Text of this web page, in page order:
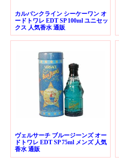
カルバンクライン シーケーワン オ
ードトワレ EDT SP 100ml ユニセッ
クス 人気香水 通販
ヴェルサーチ ブルージーンズ オー
ドトワレ EDT SP 75ml メンズ 人気
香水 通販